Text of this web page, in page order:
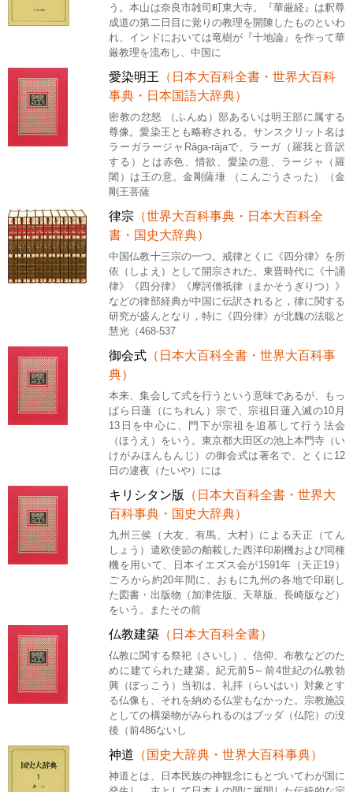
う。本山は奈良市雑司町東大寺。『華厳経』は釈尊
成道の第二日目に覚りの教理を開陳したものといわ
れ、インドにおいては竜樹が『十地論』を作って華
厳教理を流布し、中国に
愛染明王 （日本大百科全書・世界大百科
事典・日本国語大辞典）
密教の忿怒 （ふんぬ）部あるいは明王部に属する
尊像。愛染王とも略称される。サンスクリット名は
ラーガラージャRāga-rājaで、ラーガ（羅我と音訳
する）とは赤色、情欲、愛染の意、ラージャ（羅
闍）は王の意。金剛薩埵 （こんごうさった）（金
剛王菩薩
律宗 （世界大百科事典・日本大百科全
書・国史大辞典）
中国仏教十三宗の一つ。戒律とくに《四分律》を所
依（しよえ）として開宗された。東晋時代に《十誦
律》《四分律》《摩訶僧祇律（まかそうぎりつ）》
などの律部経典が中国に伝訳されると，律に関する
研究が盛んとなり，特に《四分律》が北魏の法聡と
慧光（468-537
御会式 （日本大百科全書・世界大百科事
典）
本来、集会して式を行うという意味であるが、もっ
ぱら日蓮（にちれん）宗で、宗祖日蓮入滅の10月
13日を中心に、門下が宗祖を追慕して行う法会
（ほうえ）をいう。東京都大田区の池上本門寺（い
けがみほんもんじ）の御会式は著名で、とくに12
日の逮夜（たいや）には
キリシタン版
（日本大百科全書・世界大
百科事典・国史大辞典）
九州三侯（大友、有馬、大村）による天正（てん
しょう）遣欧使節の舶載した西洋印刷機および同種
機を用いて、日本イエズス会が1591年（天正19）
ごろから約20年間に、おもに九州の各地で印刷し
た図書・出版物（加津佐版、天草版、長崎版など）
をいう。またその前
仏教建築 （日本大百科全書）
仏教に関する祭祀（さいし）、信仰、布教などのた
めに建てられた建築。紀元前5～前4世紀の仏教勃
興（ぼっこう）当初は、礼拝（らいはい）対象とす
る仏像も、それを納める仏堂もなかった。宗教施設
としての構築物がみられるのはブッダ（仏陀）の没
後（前486ないし
神道 （国史大辞典・世界大百科事典）
神道とは、日本民族の神観念にもとづいてわが国に